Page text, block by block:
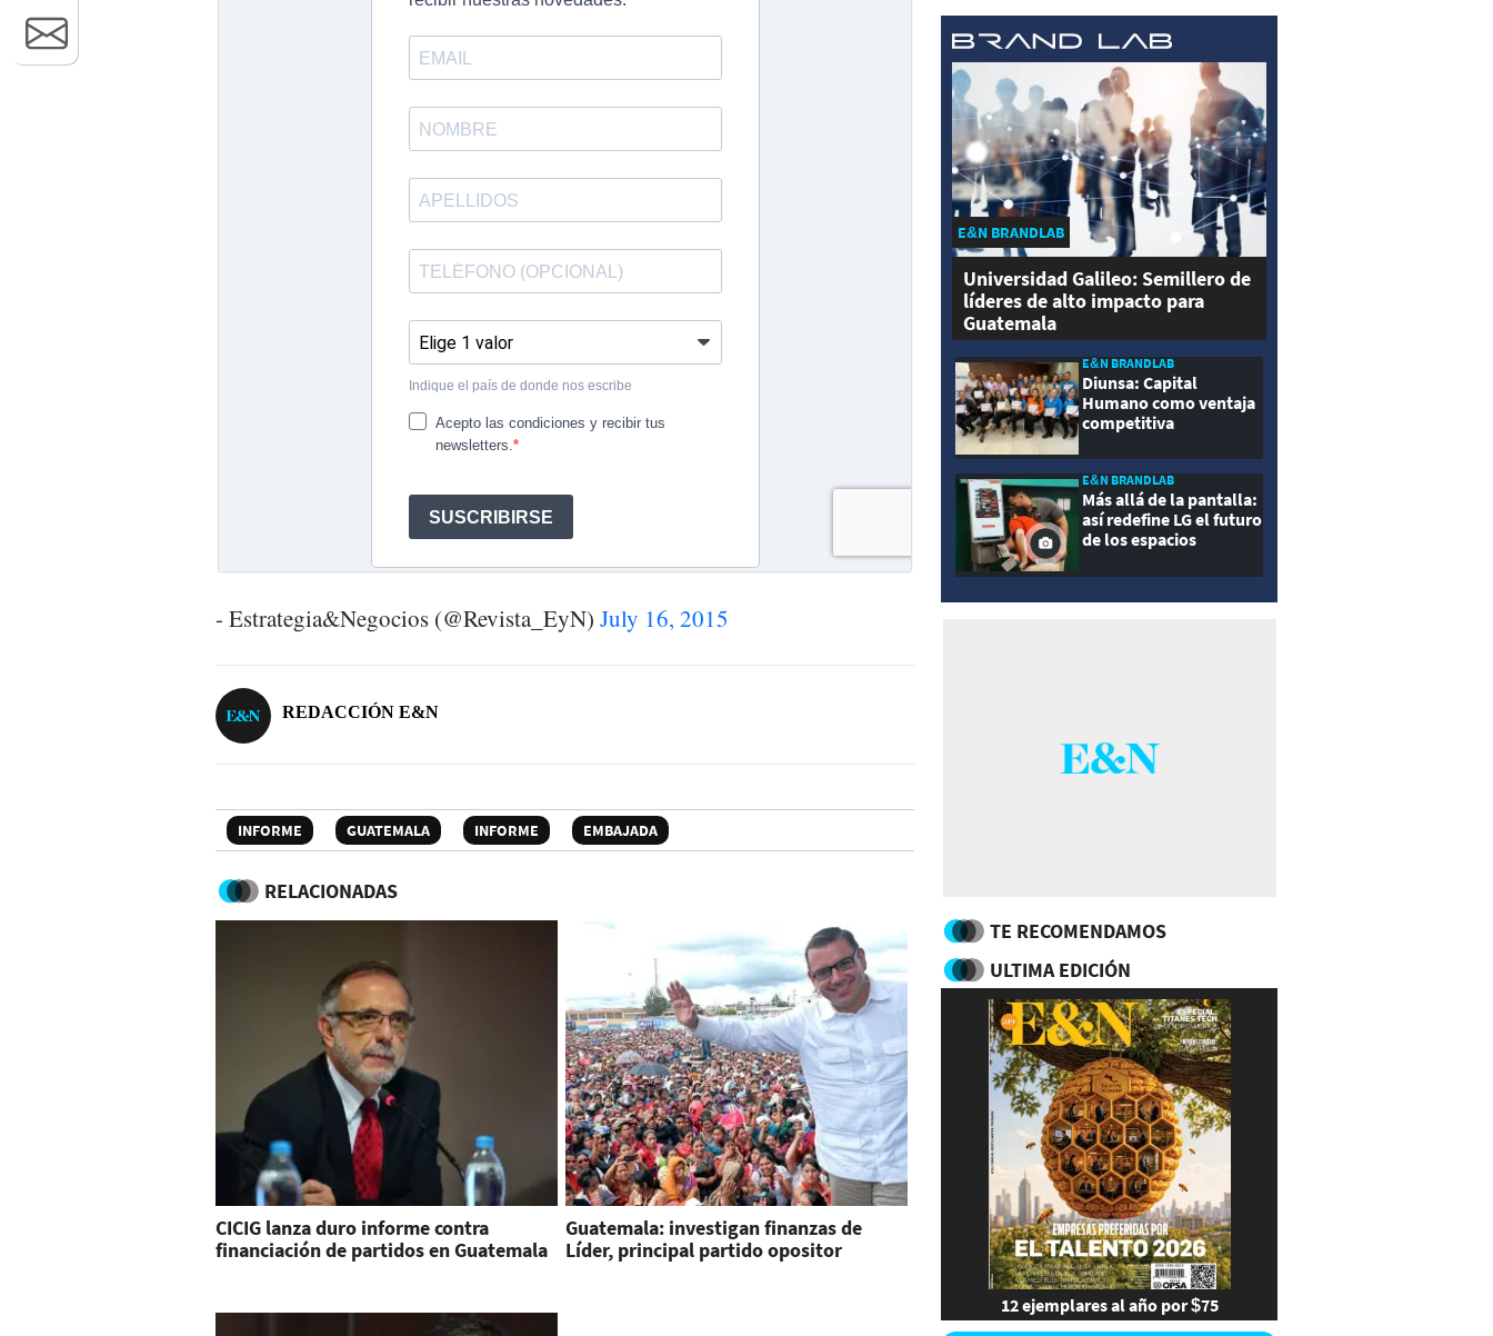
- Estrategia&Negocios (@Revista_EyN) July 16, 2015
REDACCIÓN E&N
INFORME GUATEMALA INFORME EMBAJADA
RELACIONADAS
CICIG lanza duro informe contra
financiación de partidos en Guatemala
Guatemala: investigan finanzas de
Líder, principal partido opositor
E&N BRANDLAB
Universidad Galileo: Semillero de
líderes de alto impacto para
Guatemala
E&N BRANDLAB
Diunsa: Capital
Humano como ventaja
competitiva
E&N BRANDLAB
Más allá de la pantalla:
así redefine LG el futuro
de los espacios
TE RECOMENDAMOS
ULTIMA EDICIÓN
12 ejemplares al año por $75